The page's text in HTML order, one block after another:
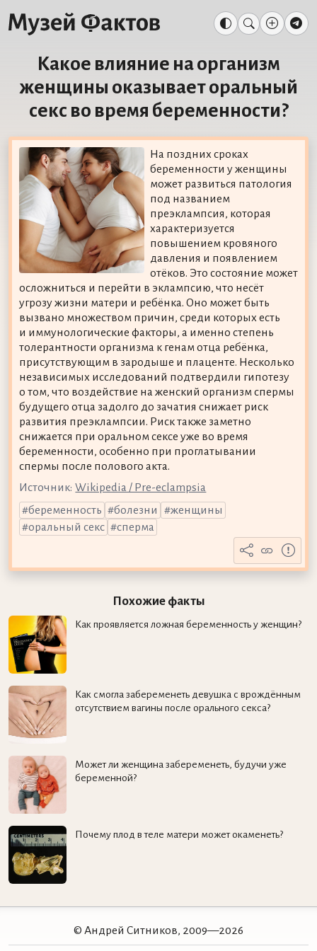
Какое влияние на организм
женщины оказывает оральный
секс во время беременности?
На поздних сроках
беременности у женщины
может развиться патология
под названием
преэклампсия, которая
характеризуется
повышением кровяного
давления и появлением
отёков. Это состояние может
осложниться и перейти в эклампсию, что несёт
угрозу жизни матери и ребёнка. Оно может быть
вызвано множеством причин, среди которых есть
и иммунологические факторы, а именно степень
толерантности организма к генам отца ребёнка,
присутствующим в зародыше и плаценте. Несколько
независимых исследований подтвердили гипотезу
о том, что воздействие на женский организм спермы
будущего отца задолго до зачатия снижает риск
развития преэклампсии. Риск также заметно
снижается при оральном сексе уже во время
беременности, особенно при проглатывании
спермы после полового акта.
Источник: Wikipedia / Pre-eclampsia
беременность
болезни
женщины
оральный секс
сперма
Похожие факты
Как проявляется ложная беременность у женщин?
Как смогла забеременеть девушка с врождённым
отсутствием вагины после орального секса?
Может ли женщина забеременеть, будучи уже
беременной?
Почему плод в теле матери может окаменеть?
© Андрей Ситников, 2009—2026